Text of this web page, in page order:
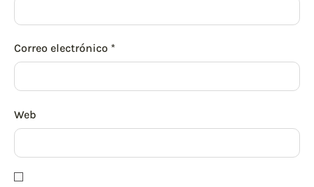
Correo electrónico *
Web